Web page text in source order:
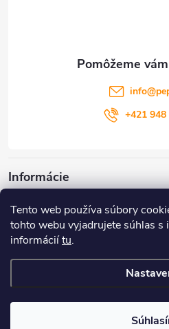
Tento web používa súbory
tohto webu vyjadrujete súhlas s
informáciítu.
e
Informácie
Zákaznícky servis
info@
+421
Copyright 2026PePack.